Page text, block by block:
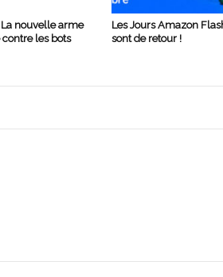
nouvelle arme
les bots
Les Jours Amazon
sont de retour !